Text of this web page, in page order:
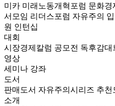
미카 미래노동개혁포럼 문화경
서모임 리더스포럼 자유주의
원 인턴십
대회
시장경제칼럼 공모전 독후감대
영상
세미나 강좌
도서
판매도서 자유주의시리즈 추천
소개